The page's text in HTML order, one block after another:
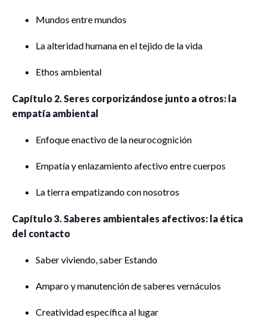
Mundos entre mundos
La alteridad humana en el tejido de la vida
Ethos ambiental
Capítulo 2. Seres corporizándose junto a otros: la
empatía ambiental
Enfoque enactivo de la neurocognición
Empatía y enlazamiento afectivo entre cuerpos
La tierra empatizando con nosotros
Capítulo 3. Saberes ambientales afectivos: la ética
del contacto
Saber viviendo, saber Estando
Amparo y manutención de saberes vernáculos
Creatividad específica al lugar